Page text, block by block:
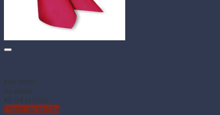
Kód: 89101
Na sklade
€6.94 (s DPH)
Pridať do košíka